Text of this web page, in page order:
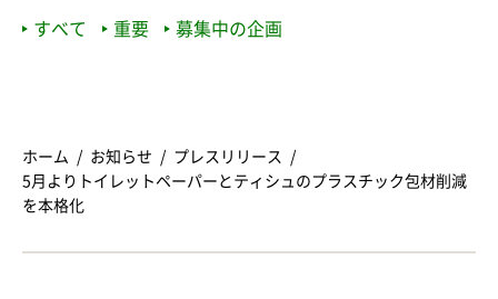
すべて 重要 募集中の企画
ホーム お知らせ
プレスリリース
5月よりトイレットペーパーとティシュのプラスチック包材削減
を本格化